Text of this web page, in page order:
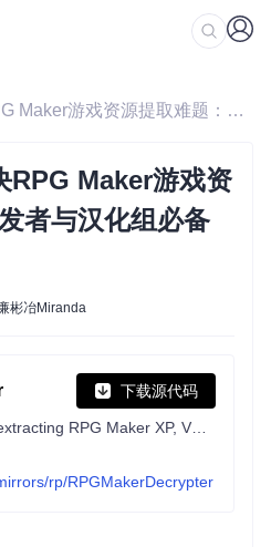
/ 3大核心功能解决RPG Maker游戏资源提取难题：开发者与汉化组必备工具
RPG Maker游戏资
者与汉化组必备
彬冶Miranda
下载源代码
rp/RPGMakerDecrypter